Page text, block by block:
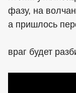
фазу, на
а пришлось
враг будет